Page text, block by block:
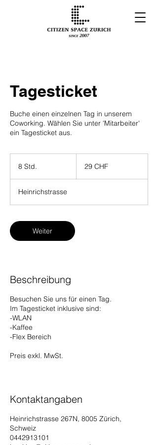
Tagesticket
Buche einen einzelnen Tag in unserem
Coworking. Wählen Sie unter 'Mitarbeiter'
ein Tagesticket aus.
8 Std.
d
.
Franken
29 CHF
Heinrichstrasse
Weiter
Beschreibung
Besuchen Sie uns für einen Tag.
Im Tagesticket inklusive sind:
-WLAN
-Kaffee
-Flex Bereich
Preis exkl. MwSt.
Kontaktangaben
Heinrichstrasse 267N, 8005 Zürich,
Schweiz
0442913101